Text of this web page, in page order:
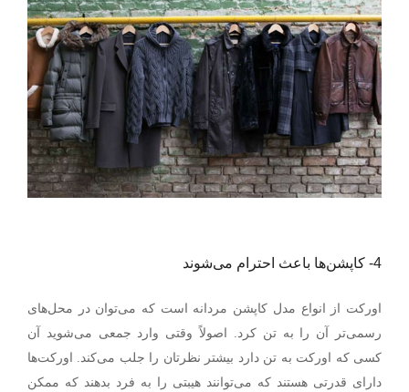
4- کاپشن‌ها باعث احترام می‌شوند
اورکت از انواع مدل کاپشن مردانه است که می‌توان در محل‌های
رسمی‌تر آن را به تن کرد. اصولاً وقتی وارد جمعی می‌شوید آن
کسی که اورکت به تن دارد بیشتر نظرتان را جلب می‌کند. اورکت‌ها
دارای قدرتی هستند که می‌توانند هیبتی را به فرد بدهند که ممکن